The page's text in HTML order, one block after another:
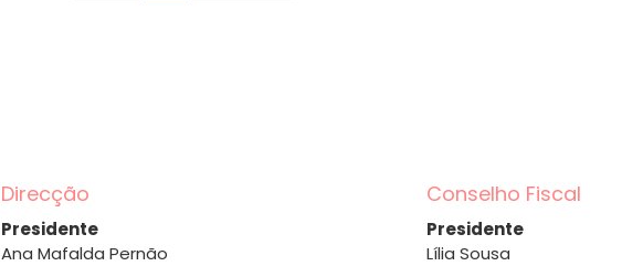
Direcção Conselho Fiscal
Presidente
Ana Mafalda Pernão
Presidente
Lília Sousa